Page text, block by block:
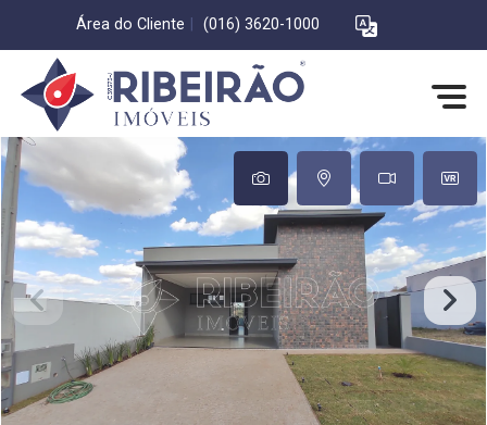
Área do Cliente (016) 3620-1000